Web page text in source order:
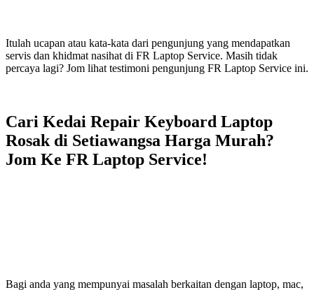
Itulah ucapan atau kata-kata dari pengunjung yang mendapatkan
servis dan khidmat nasihat di FR Laptop Service. Masih tidak
percaya lagi? Jom lihat testimoni pengunjung FR Laptop Service ini.
Cari Kedai Repair Keyboard Laptop
Rosak di Setiawangsa Harga Murah?
Jom Ke FR Laptop Service!
Bagi anda yang mempunyai masalah berkaitan dengan laptop, mac,